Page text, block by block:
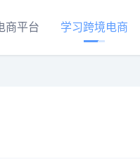
商平台 学习跨境电商